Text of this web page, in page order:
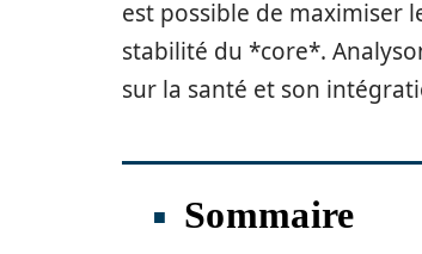
est possible de maximiser
stabilité du *core*.
sur la santé et son
Sommaire